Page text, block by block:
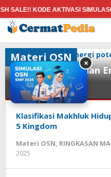
Lewati
ke
konten
SALE!! KODE AKTIVASI SIMULASI
Energi Kinetik dan
dan Contoh
Materi
OSN,
RINGKASAN
Materi OSN
Klasifikasi Makhluk
5 Kingdom
Materi OSN, RINGKASAN
2025
×